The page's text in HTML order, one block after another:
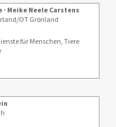
Meike Neele Carstens
OT Grönland
für Menschen, Tiere